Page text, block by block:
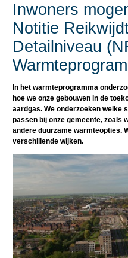
Inwoners
Notitie
Detailniveau
In het warmteprogramma
hoe we onze gebouwen in de
aardgas. We onderzoeken welke
passen bij onze gemeente, zoals
andere duurzame warmteopties.
verschillende wijken.